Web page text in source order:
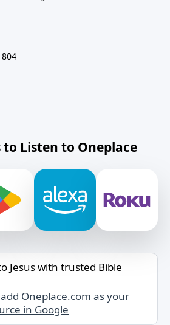
to Listen to Oneplace
Jesus with trusted Bible
Oneplace.com as your
in Google